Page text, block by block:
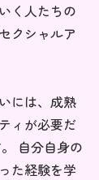
く人たちの
クシャルア
には、成熟
ィが必要だ
自分自身の
た経験を学